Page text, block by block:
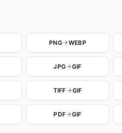
PNG WEBP
JPG GIF
TIFF GIF
PDF GIF